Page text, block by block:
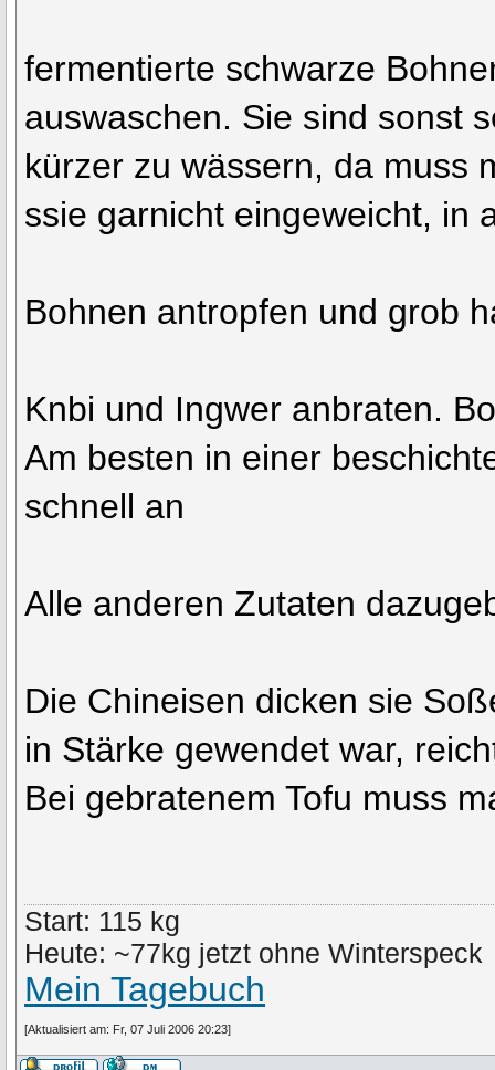
fermentierte schwarze
auswaschen. Sie sind sonst
kürzer zu wässern, da muss
ssie garnicht eingeweicht, in
Bohnen antropfen und grob
Knbi und Ingwer anbraten.
Am besten in einer
schnell an
Alle anderen Zutaten
Die Chineisen dicken sie
in Stärke gewendet war,
Bei gebratenem Tofu muss
Start: 115 kg
Heute: ~77kg jetzt ohne Winterspeck
Mein Tagebuch
[Aktualisiert am: Fr, 07 Juli 2006 20:23]